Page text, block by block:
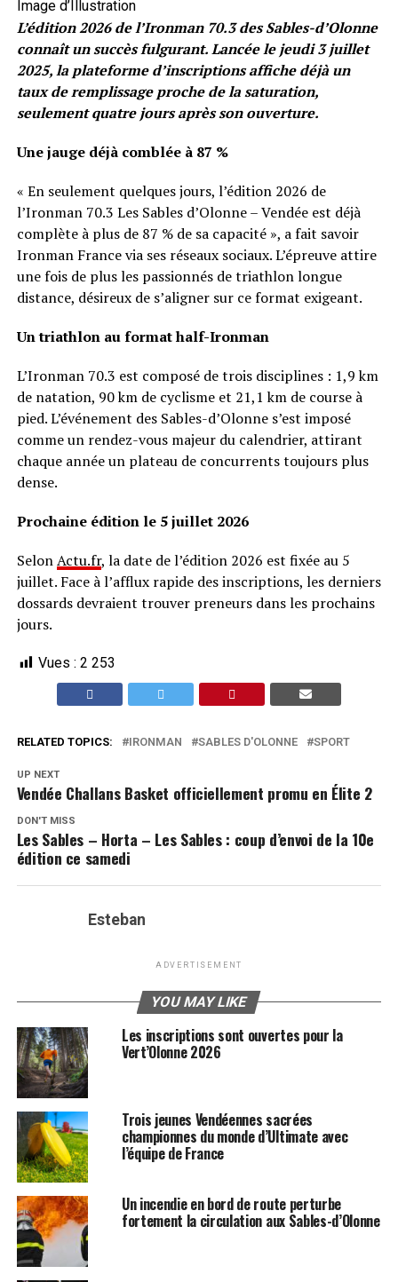
Image d’Illustration
L’édition 2026 de l’Ironman 70.3 des Sables-d’Olonne
connaît un succès fulgurant. Lancée le jeudi 3 juillet
2025, la plateforme d’inscriptions affiche déjà un
taux de remplissage proche de la saturation,
seulement quatre jours après son ouverture.
Une jauge déjà comblée à 87 %
« En seulement quelques jours, l’édition 2026 de
l’Ironman 70.3 Les Sables d’Olonne – Vendée est déjà
complète à plus de 87 % de sa capacité », a fait savoir
Ironman France via ses réseaux sociaux. L’épreuve attire
une fois de plus les passionnés de triathlon longue
distance, désireux de s’aligner sur ce format exigeant.
Un triathlon au format half-Ironman
L’Ironman 70.3 est composé de trois disciplines : 1,9 km
de natation, 90 km de cyclisme et 21,1 km de course à
pied. L’événement des Sables-d’Olonne s’est imposé
comme un rendez-vous majeur du calendrier, attirant
chaque année un plateau de concurrents toujours plus
dense.
Prochaine édition le 5 juillet 2026
SelonActu.fr, la date de l’édition 2026 est fixée au 5
juillet. Face à l’afflux rapide des inscriptions, les derniers
dossards devraient trouver preneurs dans les prochains
jours.
Vues : 2 253
RELATED TOPICS: IRONMAN SABLES D'OLONNE SPORT
UP NEXT
Vendée Challans Basket officiellement promu en Élite 2
DON'T MISS
Les Sables – Horta – Les Sables : coup d’envoi de la 10e
édition ce samedi
Esteban
ADVERTISEMENT
YOU MAY LIKE
Les inscriptions sont ouvertes pour la
Vert’Olonne 2026
Trois jeunes Vendéennes sacrées
championnes du monde d’Ultimate avec
l’équipe de France
Un incendie en bord de route perturbe
fortement la circulation aux Sables-d’Olonne